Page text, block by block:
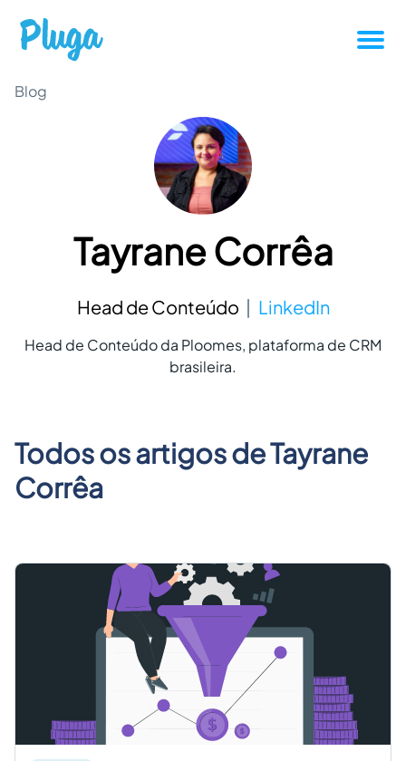
Produtividade
Novidades da Pluga
Casos de sucesso
Outros
Entrar
Blog
Tayrane Corrêa
Head de Conteúdo LinkedIn
Head de Conteúdo da Ploomes, plataforma de CRM
brasileira.
Todos os artigos deTayrane
Corrêa